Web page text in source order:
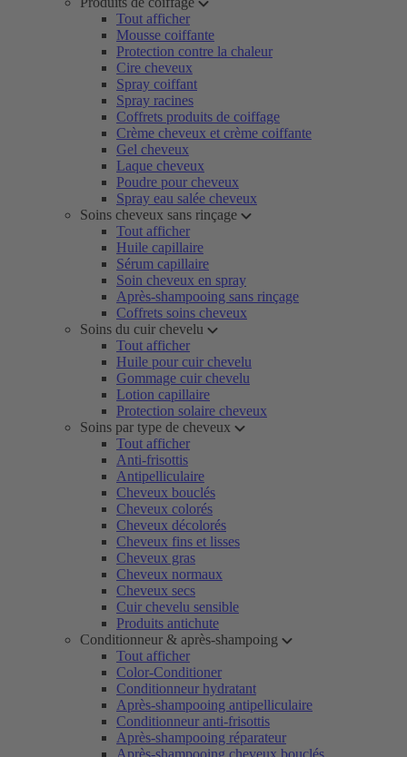
Tout afficher
Mousse coiffante
Protection contre la chaleur
Cire cheveux
Spray coiffant
Spray racines
Coffrets produits de coiffage
Crème cheveux et crème coiffante
Gel cheveux
Laque cheveux
Poudre pour cheveux
Spray eau salée cheveux
Soins cheveux sans rinçage
Tout afficher
Huile capillaire
Sérum capillaire
Soin cheveux en spray
Après-shampooing sans rinçage
Coffrets soins cheveux
Soins du cuir chevelu
Tout afficher
Huile pour cuir chevelu
Gommage cuir chevelu
Lotion capillaire
Protection solaire cheveux
Soins par type de cheveux
Tout afficher
Anti-frisottis
Antipelliculaire
Cheveux bouclés
Cheveux colorés
Cheveux décolorés
Cheveux fins et lisses
Cheveux gras
Cheveux normaux
Cheveux secs
Cuir chevelu sensible
Produits antichute
Conditionneur & après-shampoing
Tout afficher
Color-Conditioner
Conditionneur hydratant
Après-shampooing antipelliculaire
Conditionneur anti-frisottis
Après-shampooing réparateur
Après-shampooing cheveux bouclés